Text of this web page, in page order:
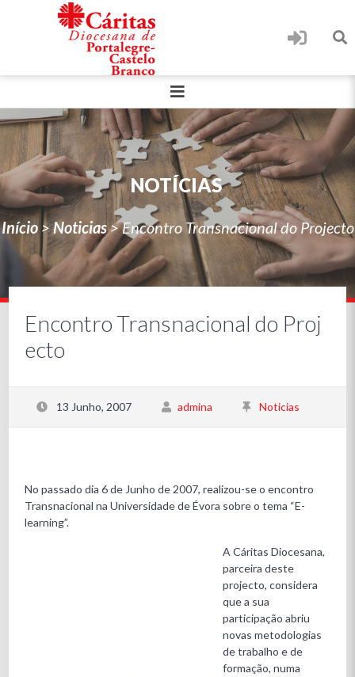
NOTÍCIAS
Início >Noticias>Encontro Transnacional do Projecto
Encontro Transnacional do Proj
ecto
13 Junho, 2007 admina Noticias
No passado dia 6 de Junho de 2007, realizou-se o encontro
Transnacional na Universidade de Évora sobre o tema “E-
learning”.
A Cáritas Diocesana,
parceira deste
projecto, considera
que a sua
participação abriu
novas metodologias
de trabalho e de
formação, numa